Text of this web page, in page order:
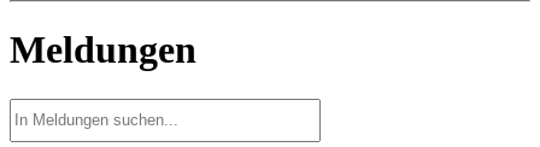
Meldungen